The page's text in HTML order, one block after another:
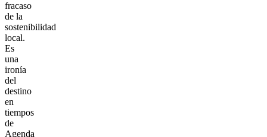
fracaso
de la
sostenibilidad
local.
Es
una
ironía
del
destino
en
tiempos
de
Agenda